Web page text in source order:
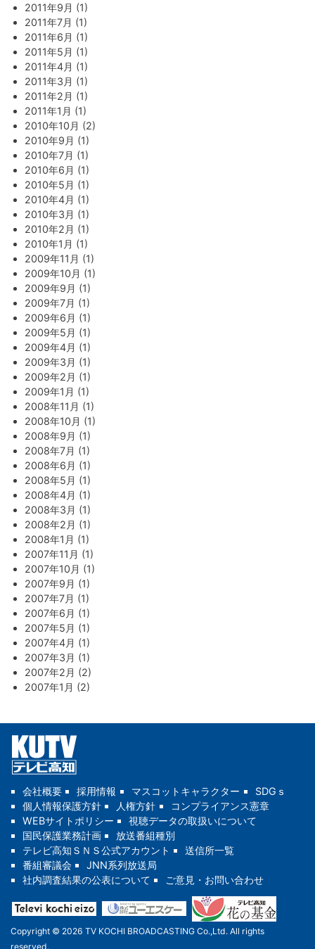
2011年9月 (1)
2011年7月 (1)
2011年6月 (1)
2011年5月 (1)
2011年4月 (1)
2011年3月 (1)
2011年2月 (1)
2011年1月 (1)
2010年10月 (2)
2010年9月 (1)
2010年7月 (1)
2010年6月 (1)
2010年5月 (1)
2010年4月 (1)
2010年3月 (1)
2010年2月 (1)
2010年1月 (1)
2009年11月 (1)
2009年10月 (1)
2009年9月 (1)
2009年7月 (1)
2009年6月 (1)
2009年5月 (1)
2009年4月 (1)
2009年3月 (1)
2009年2月 (1)
2009年1月 (1)
2008年11月 (1)
2008年10月 (1)
2008年9月 (1)
2008年7月 (1)
2008年6月 (1)
2008年5月 (1)
2008年4月 (1)
2008年3月 (1)
2008年2月 (1)
2008年1月 (1)
2007年11月 (1)
2007年10月 (1)
2007年9月 (1)
2007年7月 (1)
2007年6月 (1)
2007年5月 (1)
2007年4月 (1)
2007年3月 (1)
2007年2月 (2)
2007年1月 (2)
会社概要 採用情報 マスコットキャラクター
SDGｓ
個人情報保護方針
人権方針
コンプライアンス憲章
WEBサイトポリシー
視聴データの取扱いについて
国民保護業務計画
放送番組種別
テレビ高知ＳＮＳ公式アカウント
送信所一覧
番組審議会
JNN系列放送局
社内調査結果の公表について
ご意見・お問い合わせ
Copyright © 2026 TV KOCHI BROADCASTING Co.,Ltd. All rights
reserved.